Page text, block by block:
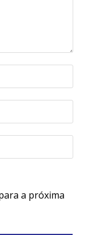
a próxima